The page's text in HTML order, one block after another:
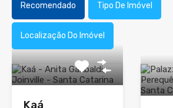
Recomendado Tipo De Imóvel
Localização Do Imóvel
Kaá